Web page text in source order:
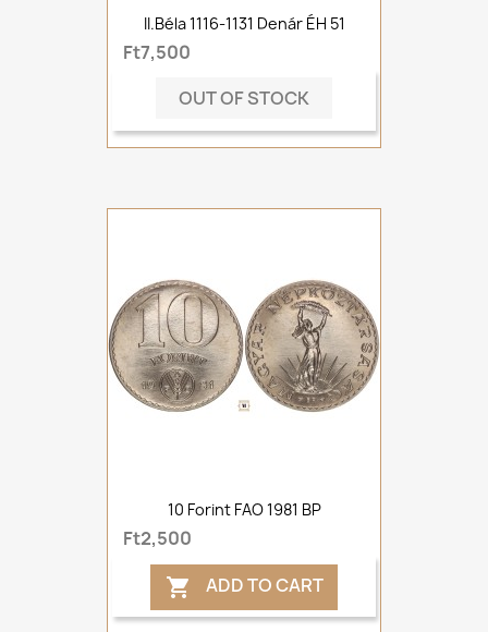
II.Béla 1116-1131 Denár ÉH 51
Ft7,500
OUT OF STOCK
10 Forint FAO 1981 BP
Ft2,500
 ADD TO CART